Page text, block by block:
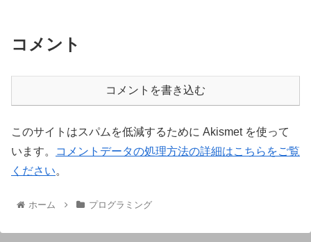
コメント
コメントを書き込む
このサイトはスパムを低減するために Akismet を使って
います。
コメントデータの処理方法の詳細はこちらをご覧
ください。
ホーム プログラミング